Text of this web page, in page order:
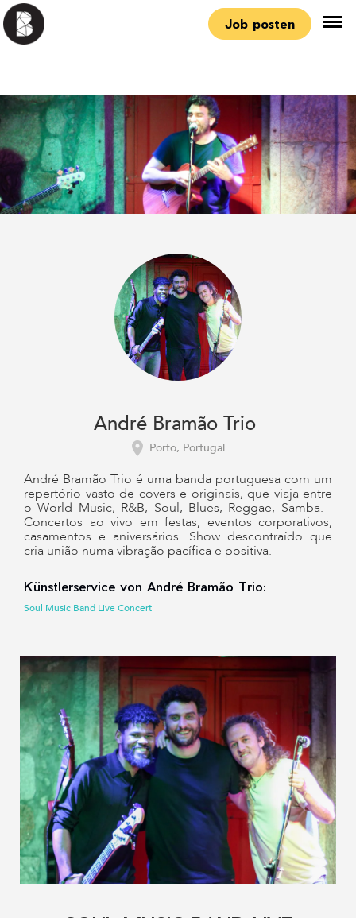
Job posten
André Bramão Trio
Porto, Portugal
André Bramão Trio é uma banda portuguesa com um
repertório vasto de covers e originais, que viaja entre
o World Music, R&B, Soul, Blues, Reggae, Samba.
Concertos ao vivo em festas, eventos corporativos,
casamentos e aniversários. Show descontraído que
cria união numa vibração pacífica e positiva.
Künstlerservice von André Bramão Trio:
Soul Music Band Live Concert